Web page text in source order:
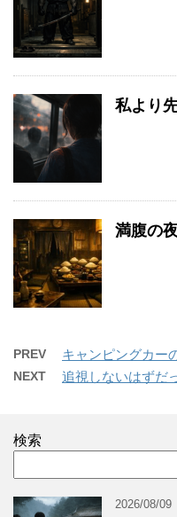
私より
満腹の
PREV キャンピングカー
NEXT 追視しないはずだ
検索
2026/08/09